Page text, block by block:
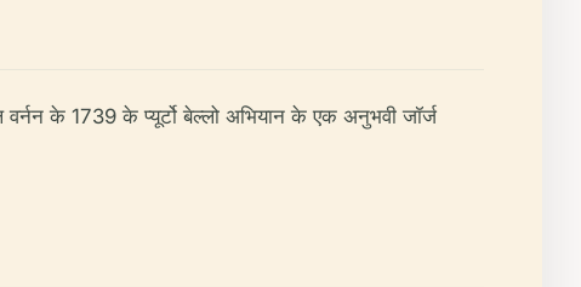
के 1739 के प्यूर्टो बेल्लो अभियान के एक अनुभवी जॉर्ज